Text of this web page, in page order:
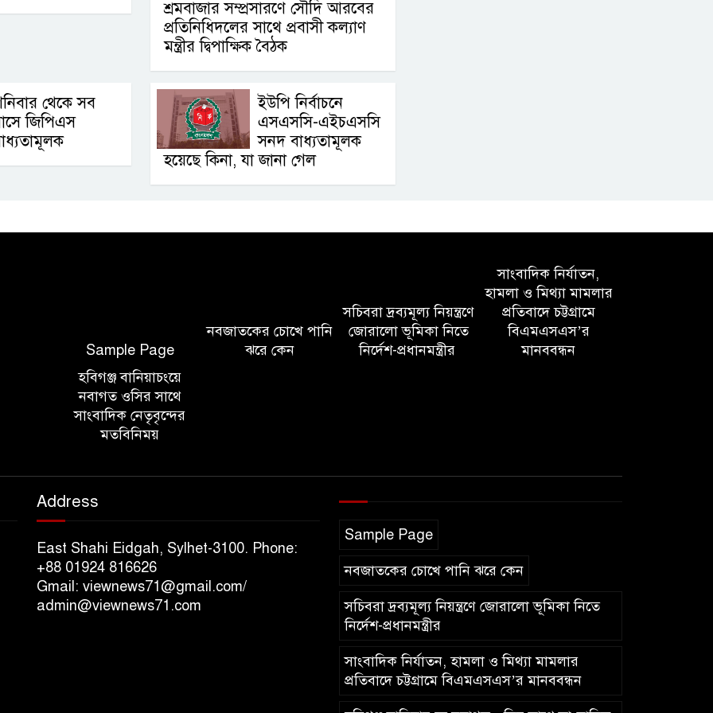
শ্রমবাজার সম্প্রসারণে সৌদি আরবের
প্রতিনিধিদলের সাথে প্রবাসী কল্যাণ
মন্ত্রীর দ্বিপাক্ষিক বৈঠক
থেকে সব
জিপিএস
ইউপি নির্বাচনে
এসএসসি-এইচএসসি
সনদ বাধ্যতামূলক
হয়েছে কিনা, যা জানা গেল
Sample Page
নবজাতকের চোখে পানি
ঝরে কেন
সচিবরা দ্রব্যমূল্য নিয়ন্ত্রণে
জোরালো ভূমিকা নিতে
নির্দেশ-প্রধানমন্ত্রীর
সাংবাদিক নির্যাতন,
হামলা ও মিথ্যা মামলার
প্রতিবাদে চট্টগ্রামে
বিএমএসএস’র
মানববন্ধন
হবিগঞ্জ বানিয়াচংয়ে
নবাগত ওসির সাথে
সাংবাদিক নেতৃবৃন্দের
মতবিনিময়
Address
East Shahi Eidgah, Sylhet-3100. Phone:
+88 01924 816626
Gmail: viewnews71@gmail.com/
admin@viewnews71.com
Sample Page
নবজাতকের চোখে পানি ঝরে কেন
সচিবরা দ্রব্যমূল্য নিয়ন্ত্রণে জোরালো ভূমিকা নিতে
নির্দেশ-প্রধানমন্ত্রীর
সাংবাদিক নির্যাতন, হামলা ও মিথ্যা মামলার
প্রতিবাদে চট্টগ্রামে বিএমএসএস’র মানববন্ধন